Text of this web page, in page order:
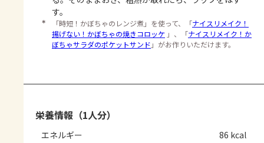
す。
＊ 「時短！かぼちゃのレンジ煮」を使って、「ナイスリメイク！
揚げない！かぼちゃの焼きコロッケ 」、「ナイスリメイク！か
ぼちゃサラダのポケットサンド 」がお作りいただけます。
栄養情報（1人分）
エネルギー 86 kcal